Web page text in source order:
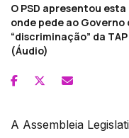
O PSD apresentou
onde pede ao
“discriminação” da
(Áudio)
A Assembleia